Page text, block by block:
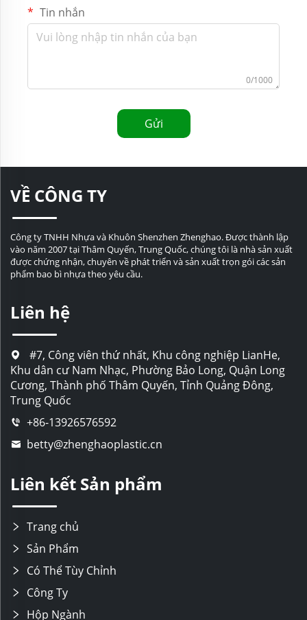
Tin nhắn
0/1000
Gửi
VỀ CÔNG TY
Công ty TNHH Nhựa và Khuôn Shenzhen Zhenghao. Được thành lập
vào năm 2007 tại Thâm Quyến, Trung Quốc, chúng tôi là nhà sản xuất
được chứng nhận, chuyên về phát triển và sản xuất trọn gói các sản
phẩm bao bì nhựa theo yêu cầu.
Liên hệ
#7, Công viên thứ nhất, Khu công nghiệp LianHe,
Khu dân cư Nam Nhạc, Phường Bảo Long, Quận Long
Cương, Thành phố Thâm Quyến, Tỉnh Quảng Đông,
Trung Quốc
+86-13926576592
betty@zhenghaoplastic.cn
Liên kết Sản phẩm
Trang chủ
Sản Phẩm
Có Thể Tùy Chỉnh
Công Ty
Hộp Ngành